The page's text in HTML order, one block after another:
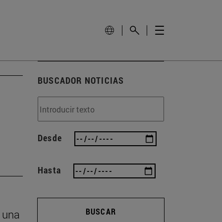
BUSCADOR NOTICIAS
Desde
Hasta
BUSCAR